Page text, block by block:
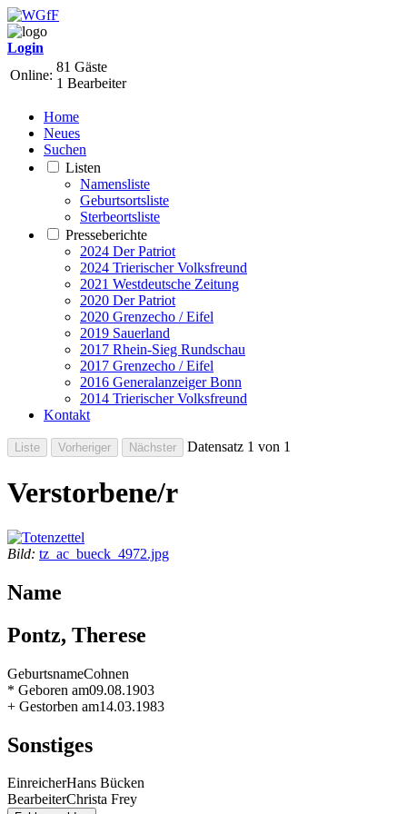
Login
Online:
81 Gäste
1 Bearbeiter
Home
Neues
Suchen
Listen
Namensliste
Geburtsortsliste
Sterbeortsliste
Presseberichte
2024 Der Patriot
2024 Trierischer Volksfreund
2021 Westdeutsche Zeitung
2020 Der Patriot
2020 Grenzecho / Eifel
2019 Sauerland
2017 Rhein-Sieg Rundschau
2017 Grenzecho / Eifel
2016 Generalanzeiger Bonn
2014 Trierischer Volksfreund
Kontakt
Datensatz 1 von 1
Verstorbene/r
Bild: tz_ac_bueck_4972.jpg
Name
Pontz, Therese
GeburtsnameCohnen
* Geboren am09.08.1903
+ Gestorben am14.03.1983
Sonstiges
EinreicherHans Bücken
BearbeiterChrista Frey